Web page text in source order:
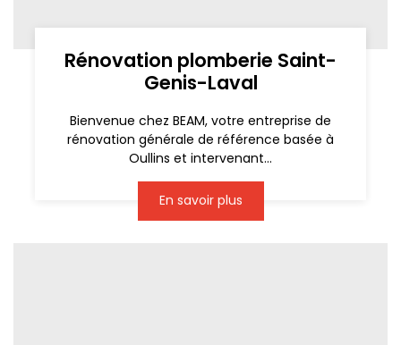
Rénovation plomberie Saint-
Genis-Laval
Bienvenue chez BEAM, votre entreprise de
rénovation générale de référence basée à
Oullins et intervenant...
En savoir plus